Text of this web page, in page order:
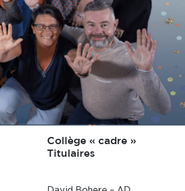
Collège « cadre »
Titulaires